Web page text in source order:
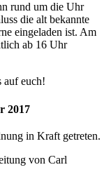
rund um die Uhr
die alt bekannte
eingeladen ist. Am
ab 16 Uhr
auf euch!
2017
in Kraft getreten.
von Carl